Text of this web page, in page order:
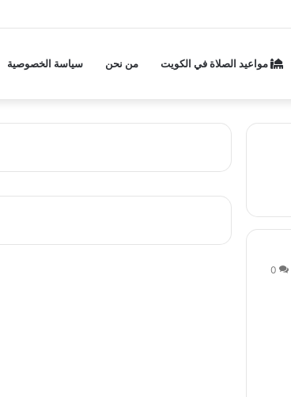
مواعيد الصلاة في الكويت من نحن سياسة الخصوصية
0